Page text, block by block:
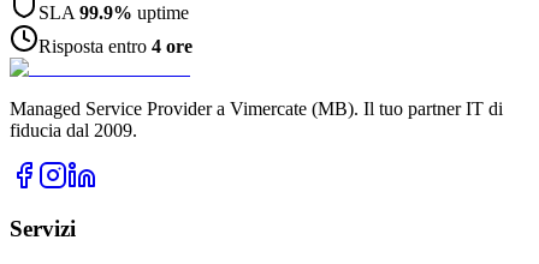
SLA 99.9% uptime
Risposta entro 4 ore
Managed Service Provider a Vimercate (MB). Il tuo partner IT di
fiducia dal 2009.
Servizi